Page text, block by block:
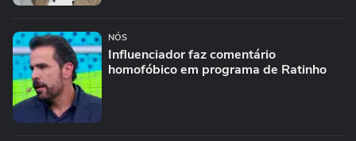
NÓS
Influenciador faz comentário
homofóbico em programa de Ratinho